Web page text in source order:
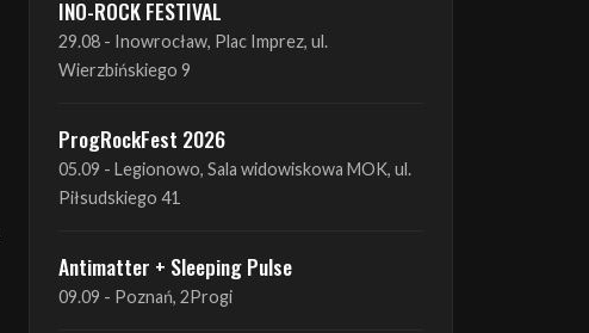
ProgRockFest 2026
05.09 - Legionowo, Sala widowiskowa MOK, ul.
Antimatter + Sleeping Pulse
09.09 - Poznań, 2Progi
Amelia Tokarska - Celtic Tales Quartet
10.09 - Rybnik, Teatr Ziemi Rybnickiej